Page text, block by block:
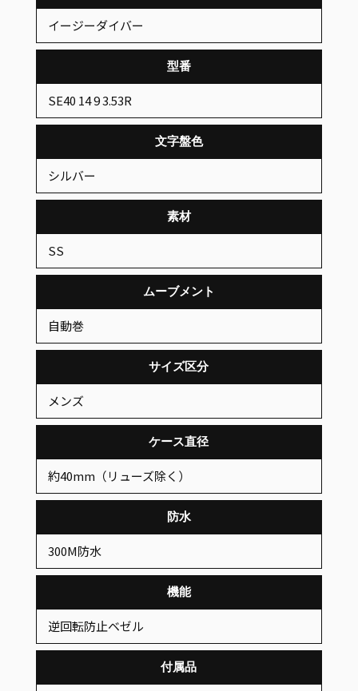
イージーダイバー
型番
SE40 14 9 3.53R
文字盤色
シルバー
素材
SS
ムーブメント
自動巻
サイズ区分
メンズ
ケース直径
約40mm（リューズ除く）
防水
300M防水
機能
逆回転防止ベゼル
付属品